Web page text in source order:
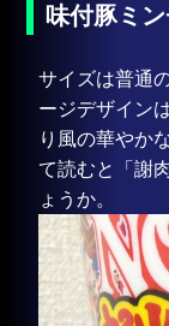
味付豚ミ
サイズは普通
ージデザイン
り風の華やか
て読むと「謝
ょうか。